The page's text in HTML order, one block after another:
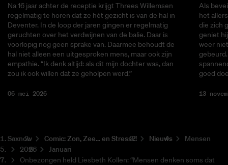
Na 16 jaar achter de receptie krijgt Threes Willemsen
regelmatig te horen dat ze hét gezicht is van de hal in
Deventer. In de loop der jaren gingen er regelmatig
geruchten over het verdwijnen van de balie. Daar is
voorlopig nog geen sprake van. Daarmee behoudt de
hal niet alleen een uitgesproken mens, maar ook zijn
empathie. “Ik denk altijd: als dit mijn dochter was, dan
zou ik ook willen dat ze geholpen werd.”
06 mei 2026
Als
het
die zich
geniet
weer
goed
13
Saxnow Co­mic: Zon, Zee... en Stress?! Nieuws
Mensen
2026
Januari
Onbezongen held Liesbeth Kollen: “Mensen denken soms dat